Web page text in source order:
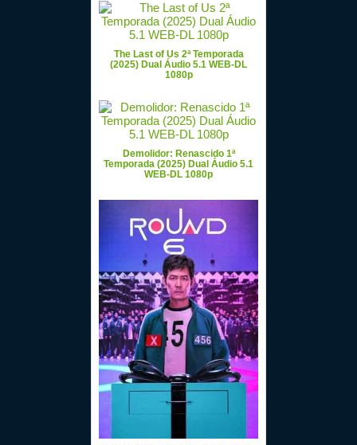
The Last of Us 2ª Temporada
(2025) Dual Áudio 5.1 WEB-DL
1080p
Demolidor: Renascido 1ª
Temporada (2025) Dual Áudio 5.1
WEB-DL 1080p